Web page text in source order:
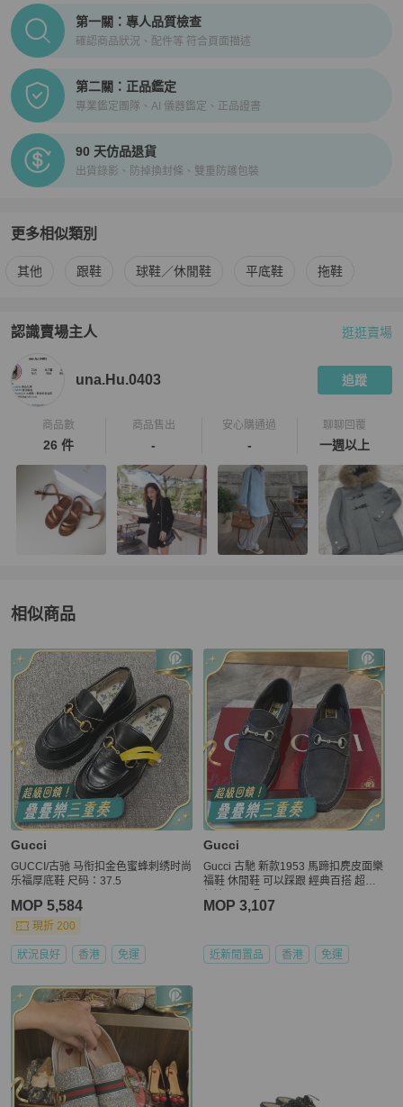
PopChill拍拍圈正品驗證、安心購檢驗流程介紹
第一關：專人品質檢查
確認商品狀況、配件等 符合頁面描述
第二關：正品鑑定
專業鑑定團隊、AI 儀器鑑定、正品證書
90 天仿品退貨
出貨錄影、防掉換封條、雙重防護包裝
更多相似類別
更多Gucci 女鞋相似商品推薦
其他 跟鞋 球鞋／休閒鞋 平底鞋 拖鞋
認識賣場主人
PopChill 拍拍圈嚴選賣家
逛逛賣場
una.Hu.0403 追蹤
商品數
26 件
商品售出
-
安心購通過
-
聊聊回覆
一週以上
相似商品
更多相似Gucci女鞋推薦精品
Gucci
GUCCI/古驰 马衔扣金色蜜蜂刺绣时尚
乐福厚底鞋 尺码：37.5
MOP 5,584
現折 200
狀況良好 香港 免運
Gucci
Gucci 古馳 新款1953 馬蹄扣麂皮面樂
福鞋 休閒鞋 可以踩跟 經典百搭 超輕
MOP 3,107
近新閒置品 香港 免運